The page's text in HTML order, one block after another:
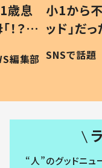
歳息
？」
編集部
小1から
ッド」だ
作り続
#令和の子
SNSで話題
“人”のグッドニュ